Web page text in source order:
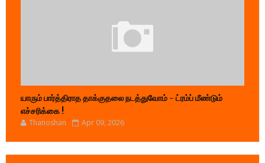
யாரும் பார்த்திராத தாக்குதலை நடத்துவோம் - ட்ரம்ப் மீண்டும்
எச்சரிக்கை !
Thanoshan Apr 09, 2026